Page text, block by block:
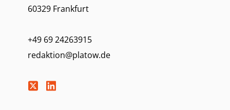
60329 Frankfurt
+49 69 24263915
redaktion@platow.de